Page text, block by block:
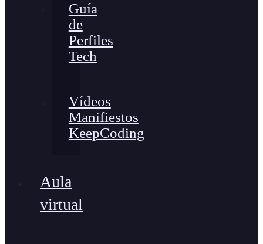
Guía
de
Perfiles
Tech
Vídeos
Manifiestos
KeepCoding
Aula
virtual